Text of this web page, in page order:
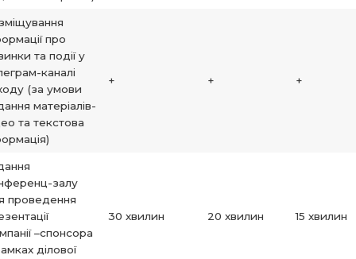
про
та події у
каналі
(за умови
матеріалів-
та текстова
+ + +
залу
проведення
–спонсора
ділової
30 хвилин 20 хвилин 15 хвилин